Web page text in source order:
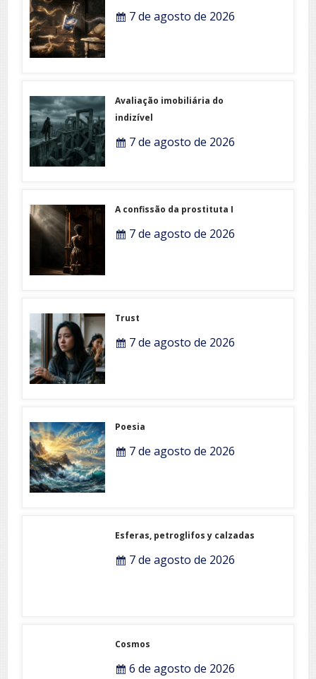
7 de agosto de 2026
Avaliação imobiliária do
indizível
7 de agosto de 2026
A confissão da prostituta I
7 de agosto de 2026
Trust
7 de agosto de 2026
Poesia
7 de agosto de 2026
Esferas, petroglifos y calzadas
7 de agosto de 2026
Cosmos
6 de agosto de 2026